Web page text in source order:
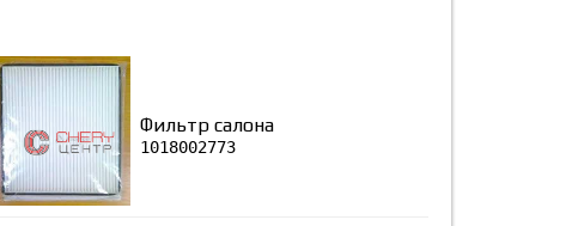
Фильтр салона
1018002773